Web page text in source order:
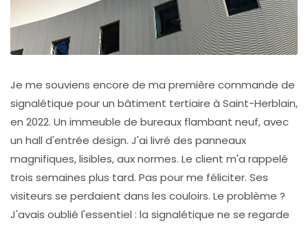
Je me souviens encore de ma première commande de
signalétique pour un bâtiment tertiaire à Saint-Herblain,
en 2022. Un immeuble de bureaux flambant neuf, avec
un hall d'entrée design. J'ai livré des panneaux
magnifiques, lisibles, aux normes. Le client m'a rappelé
trois semaines plus tard. Pas pour me féliciter. Ses
visiteurs se perdaient dans les couloirs. Le problème ?
J'avais oublié l'essentiel : la signalétique ne se regarde